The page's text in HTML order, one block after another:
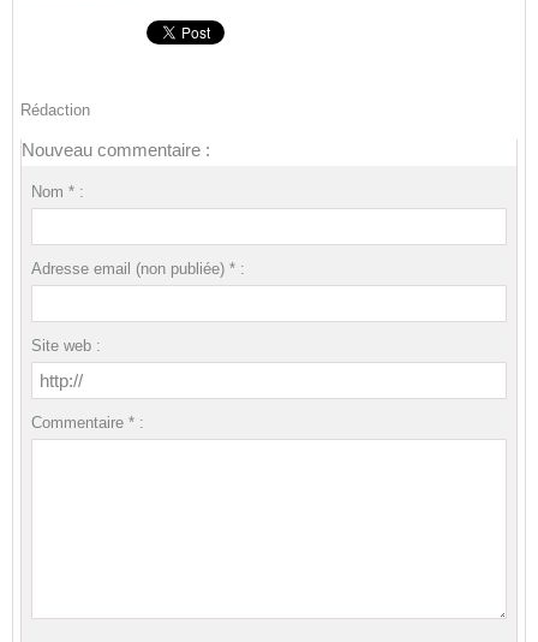
Rédaction
Nouveau commentaire :
Nom * :
Adresse email (non publiée) * :
Site web :
Commentaire * :